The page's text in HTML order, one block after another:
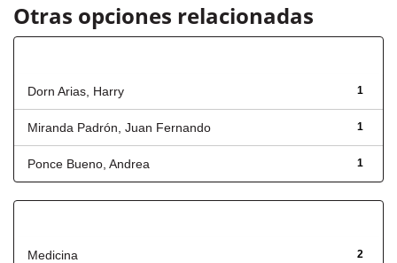
Otras opciones relacionadas
1
Dorn Arias, Harry
1
Miranda Padrón, Juan Fernando
1
Ponce Bueno, Andrea
2
Medicina